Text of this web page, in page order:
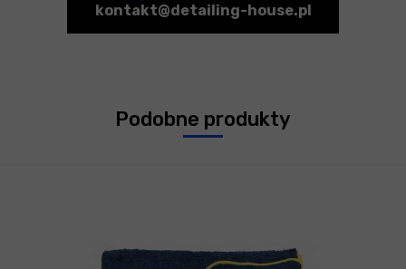
kontakt@detailing-house.pl
Podobne produkty